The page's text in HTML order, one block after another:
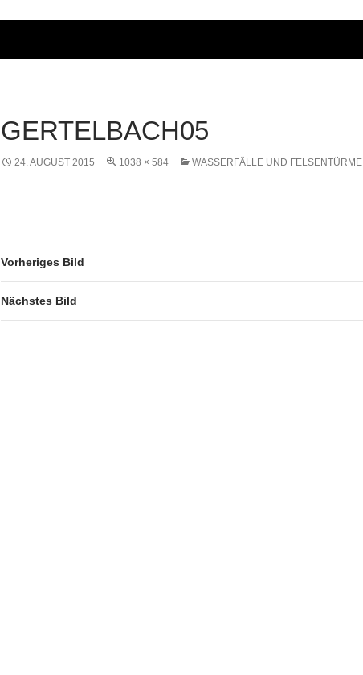
GERTELBACH05
24. AUGUST 2015 1038 × 584 WASSERFÄLLE UND FELSENTÜRME
Vorheriges Bild
Nächstes Bild